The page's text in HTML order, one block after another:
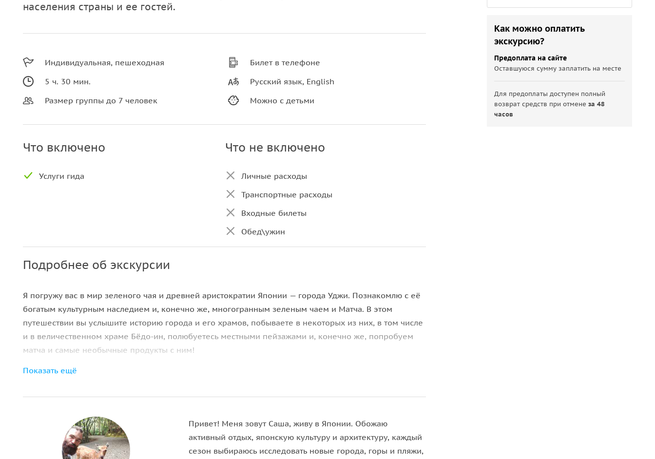
населения страны и ее гостей.
Индивидуальная, пешеходная
5 ч. 30 мин.
Размер группы до 7 человек
Билет в телефоне
Русский язык, English
Можно с детьми
Что включено
Услуги гида
Что не включено
Личные расходы
Транспортные расходы
Входные билеты
Обед\ужин
Подробнее об экскурсии
Я погружу вас в мир зеленого чая и древней аристократии Японии — города Уджи. Познакомлю с её
богатым культурным наследием и, конечно же, многогранным зеленым чаем и Матча. В этом
путешествии вы услышите историю города и его храмов, побываете в некоторых из них, в том числе
и в величественном храме Бёдо-ин, полюбуетесь местными пейзажами и, конечно же, попробуем
матча и самые необычные продукты с ним!
Показать ещё
Привет! Меня зовут Саша, живу в Японии. Обожаю
активный отдых, японскую культуру и архитектуру, каждый
сезон выбираюсь исследовать новые города, горы и пляжи,
Как можно оплатить
экскурсию?
Предоплата на сайте
Оставшуюся сумму заплатить на месте
Для предоплаты доступен полный
возврат средств при отменеза 48
часов